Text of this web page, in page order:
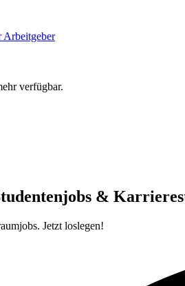
Arbeitgeber
verfügbar.
&
Jetzt loslegen!